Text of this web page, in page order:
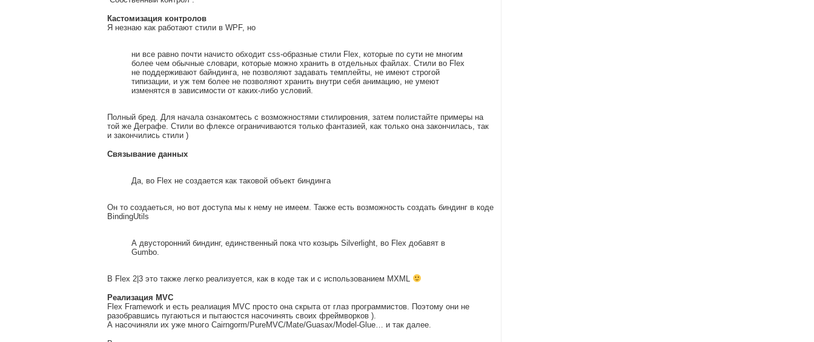
Кастомизация контролов
Я незнаю как работают стили в WPF, но
ни все равно почти начисто обходит css-образные стили Flex, которые по сути не многим
более чем обычные словари, которые можно хранить в отдельных файлах. Стили во Flex
не поддерживают байндинга, не позволяют задавать темплейты, не имеют строгой
типизации, и уж тем более не позволяют хранить внутри себя анимацию, не умеют
изменятся в зависимости от каких-либо условий.
Полный бред. Для начала ознакомтесь с возможностями стилировния, затем полистайте примеры на
той же Деграфе. Стили во флексе ограничиваются только фантазией, как только она закончилась, так
и закончились стили )
Связывание данных
Да, во Flex не создается как таковой объект биндинга
Он то создаеться, но вот доступа мы к нему не имеем. Также есть возможность создать биндинг в коде
BindingUtils
А двусторонний биндинг, единственный пока что козырь Silverlight, во Flex добавят в
Gumbo.
В Flex 2|3 это также легко реализуется, как в коде так и с использованием MXML
Реализация MVC
Flex Framework и есть реалиация MVC просто она скрыта от глаз программистов. Поэтому они не
разобравшись пугаються и пытаюстся насочинять своих фреймворков ).
А насочиняли их уже много Cairngorm/PureMVC/Mate/Guasax/Model-Glue… и так далее.